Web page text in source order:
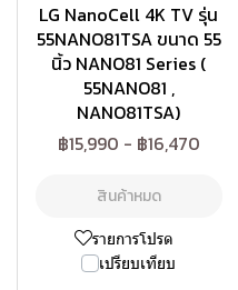
LG NanoCell 4K TV รุ่น
55NANO81TSA ขนาด 55
นิ้ว NANO81 Series (
55NANO81 ,
NANO81TSA)
฿15,990 - ฿16,470
สินค้าหมด
รายการโปรด
เปรียบเทียบ